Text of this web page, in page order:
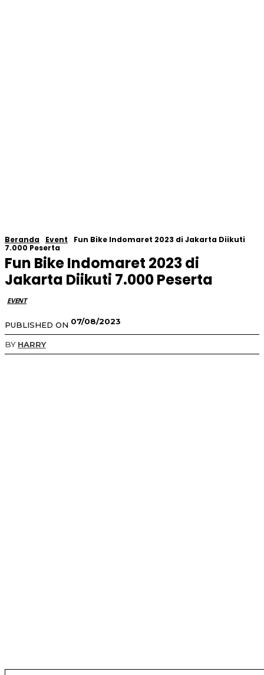
Beranda Event
Fun Bike Indomaret 2023 di Jakarta Diikuti
7.000 Peserta
Fun Bike Indomaret 2023 di
Jakarta Diikuti 7.000 Peserta
EVENT
PUBLISHED ON 07/08/2023
BY HARRY